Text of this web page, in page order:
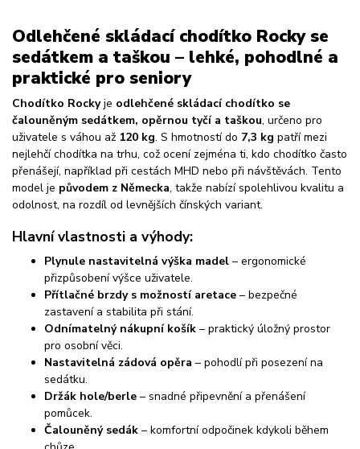
Odlehčené skládací chodítko Rocky se
sedátkem a taškou – lehké, pohodlné a
praktické pro seniory
Chodítko Rockyje odlehčené skládací chodítko se
čalouněným sedátkem, opěrnou tyčí a taškou, určeno pro
uživatele s váhou až 120 kg. S hmotností do 7,3 kg patří mezi
nejlehčí chodítka na trhu, což ocení zejména ti, kdo chodítko často
přenášejí, například při cestách MHD nebo při návštěvách. Tento
model je původem z Německa, takže nabízí spolehlivou kvalitu a
odolnost, na rozdíl od levnějších čínských variant.
Hlavní vlastnosti a výhody:
Plynule nastavitelná výška madel – ergonomické
přizpůsobení výšce uživatele.
Přítlačné brzdy s možností aretace – bezpečné
zastavení a stabilita při stání.
Odnímatelný nákupní košík – praktický úložný prostor
pro osobní věci.
Nastavitelná zádová opěra – pohodlí při posezení na
sedátku.
Držák hole/berle – snadné připevnění a přenášení
pomůcek.
Čalouněný sedák – komfortní odpočinek kdykoli během